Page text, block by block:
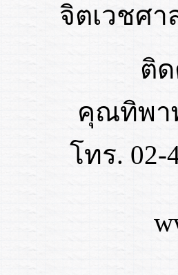
จิตเวชศ
ติ
คุณทิพา
โทร. 02-